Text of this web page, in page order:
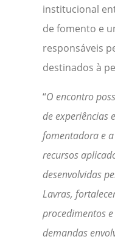
institucional
de fomento e
responsáveis
destinados à
“O encontro
de experiências
fomentadora e
recursos
desenvolvidas
Lavras,
procedimentos
demandas